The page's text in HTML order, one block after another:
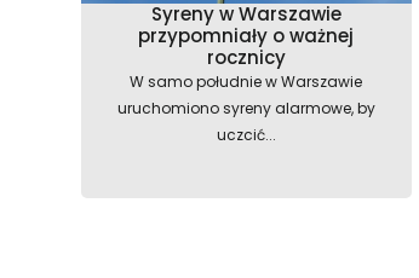
Syreny w Warszawie
przypomniały o ważnej
rocznicy
W samo południe w Warszawie
uruchomiono syreny alarmowe, by
uczcić...